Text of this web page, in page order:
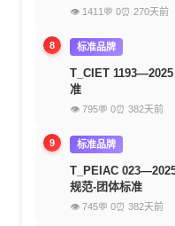
👁 1411 💬 0⏰ 270天前
8 标准品牌
T_CIET
准
👁 795💬 0⏰ 382天前
9 标准品牌
T_PEIAC
规范-团体标准
👁 745💬 0⏰ 382天前